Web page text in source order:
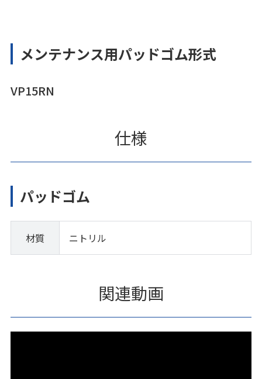
メンテナンス用パッドゴム形式
VP15RN
仕様
パッドゴム
材質 ニトリル
関連動画